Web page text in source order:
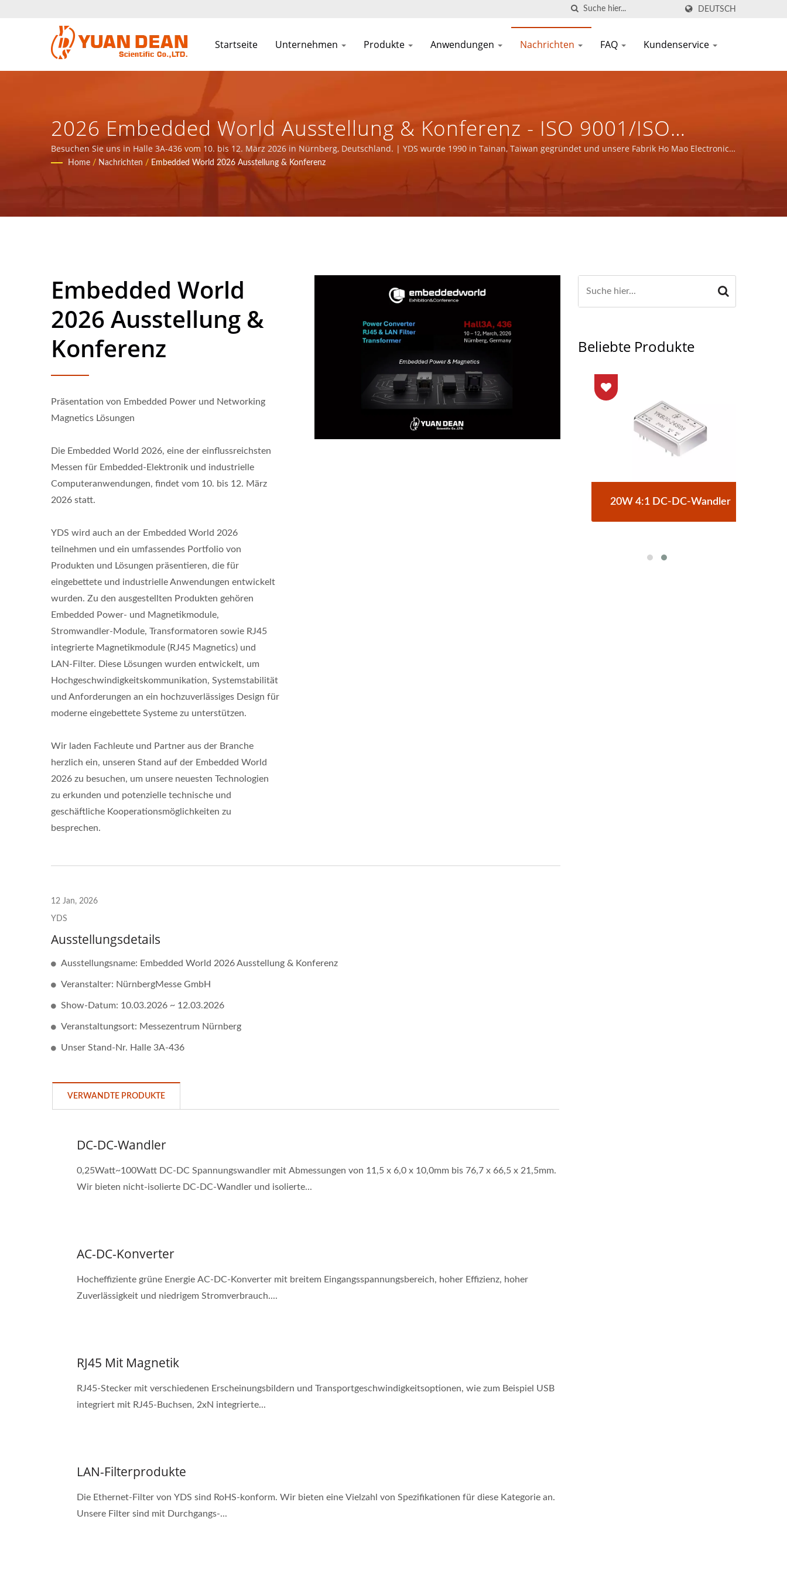
DEUTSCH
Startseite Unternehmen Produkte Anwendungen Nachrichten FAQ Kundenservice
2026 Embedded World Ausstellung & Konferenz - ISO 9001/ISO
14001/IATF 16949 Hersteller Von Stromversorgungen &
Magnetischen Komponenten | YUAN DEAN SCIENTIFIC CO., LTD.
Besuchen Sie uns in Halle 3A-436 vom 10. bis 12. März 2026 in Nürnberg, Deutschland. | YDS wurde 1990 in Tainan, Taiwan gegründet und unsere Fabrik Ho Mao Electronics
wurde 1995 in Xiamen, China gegründet. Wir sind der führende Elektronikhersteller mit ISO 9001, ISO 14001 und IATF16949-Zertifizierung.
Home / Nachrichten / Embedded World 2026 Ausstellung & Konferenz
Embedded World
2026 Ausstellung &
Konferenz
Präsentation von Embedded Power und Networking
Magnetics Lösungen
Die Embedded World 2026, eine der einflussreichsten
Messen für Embedded-Elektronik und industrielle
Computeranwendungen, findet vom 10. bis 12. März
2026 statt.
YDS wird auch an der Embedded World 2026
teilnehmen und ein umfassendes Portfolio von
Produkten und Lösungen präsentieren, die für
eingebettete und industrielle Anwendungen entwickelt
wurden. Zu den ausgestellten Produkten gehören
Embedded Power- und Magnetikmodule,
Stromwandler-Module, Transformatoren sowie RJ45
integrierte Magnetikmodule (RJ45 Magnetics) und
LAN-Filter. Diese Lösungen wurden entwickelt, um
Hochgeschwindigkeitskommunikation, Systemstabilität
und Anforderungen an ein hochzuverlässiges Design für
moderne eingebettete Systeme zu unterstützen.
Wir laden Fachleute und Partner aus der Branche
herzlich ein, unseren Stand auf der Embedded World
2026 zu besuchen, um unsere neuesten Technologien
zu erkunden und potenzielle technische und
geschäftliche Kooperationsmöglichkeiten zu
besprechen.
12 Jan, 2026
YDS
Ausstellungsdetails
Ausstellungsname: Embedded World 2026 Ausstellung & Konferenz
Veranstalter: NürnbergMesse GmbH
Show-Datum: 10.03.2026 ~ 12.03.2026
Veranstaltungsort: Messezentrum Nürnberg
Unser Stand-Nr. Halle 3A-436
VERWANDTE PRODUKTE
DC-DC-Wandler
0,25Watt~100Watt DC-DC Spannungswandler mit Abmessungen von 11,5 x 6,0 x 10,0mm bis 76,7 x 66,5 x 21,5mm.
Wir bieten nicht-isolierte DC-DC-Wandler und isolierte...
AC-DC-Konverter
Hocheffiziente grüne Energie AC-DC-Konverter mit breitem Eingangsspannungsbereich, hoher Effizienz, hoher
Zuverlässigkeit und niedrigem Stromverbrauch....
RJ45 Mit Magnetik
RJ45-Stecker mit verschiedenen Erscheinungsbildern und Transportgeschwindigkeitsoptionen, wie zum Beispiel USB
integriert mit RJ45-Buchsen, 2xN integrierte...
LAN-Filterprodukte
Die Ethernet-Filter von YDS sind RoHS-konform. Wir bieten eine Vielzahl von Spezifikationen für diese Kategorie an.
Unsere Filter sind mit Durchgangs-...
Beliebte Produkte
Halbbrücken-DC-DC-
20W 4:1 DC-DC-Wandler